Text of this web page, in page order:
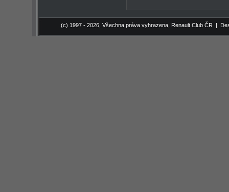
(c) 1997 - 2026, Všechna práva vyhrazena, Renault Club ČR |